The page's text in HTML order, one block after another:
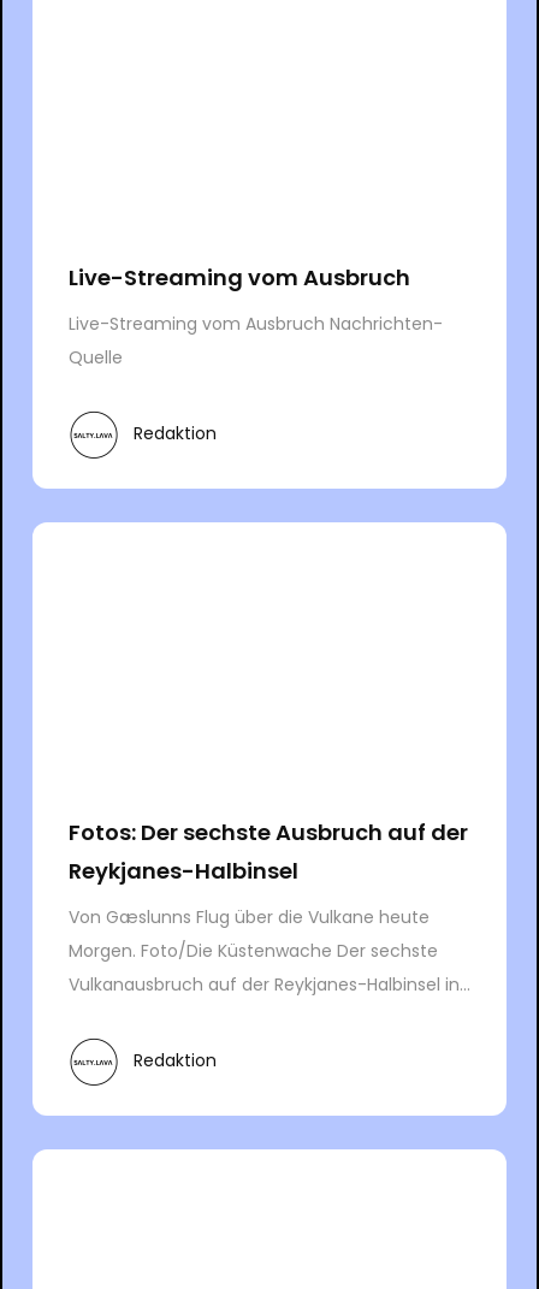
Live-Streaming vom Ausbruch
Live-Streaming vom Ausbruch Nachrichten-
Quelle
Redaktion
Fotos: Der sechste Ausbruch auf der
Reykjanes-Halbinsel
Von Gæslunns Flug über die Vulkane heute
Morgen. Foto/Die Küstenwache Der sechste
Vulkanausbruch auf der Reykjanes-Halbinsel in...
Redaktion